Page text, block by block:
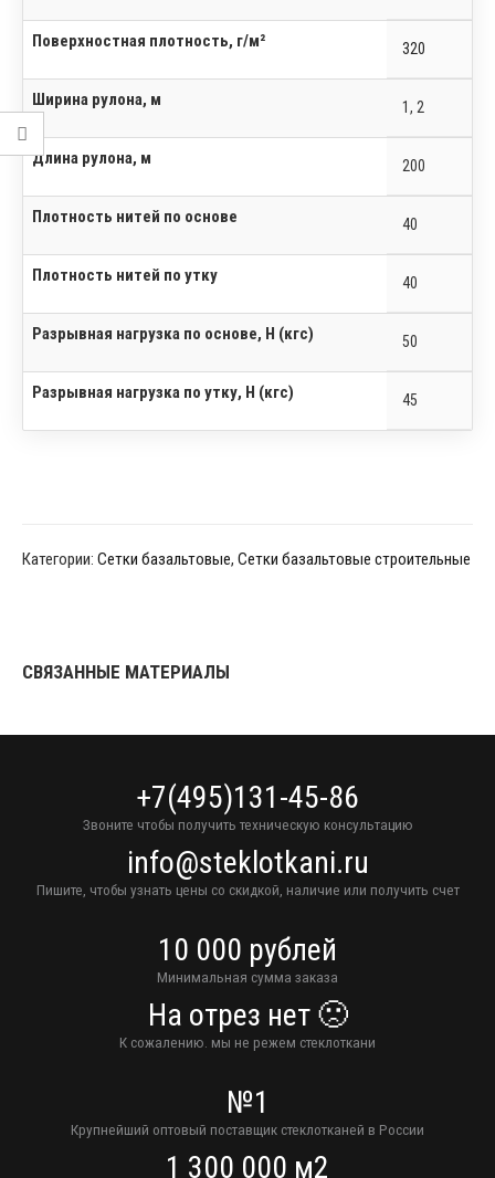
Поверхностная плотность, г/м² 320
Ширина рулона, м 1, 2
Длина рулона, м 200
Плотность нитей по основе 40
Плотность нитей по утку 40
Разрывная нагрузка по основе, Н (кгс) 50
Разрывная нагрузка по утку, Н (кгс) 45
Категории: Сетки базальтовые, Сетки базальтовые строительные
СВЯЗАННЫЕ МАТЕРИАЛЫ
+7(495)131-45-86
Звоните чтобы получить техническую консультацию
info@steklotkani.ru
Пишите, чтобы узнать цены со скидкой, наличие или получить счет
10 000 рублей
Минимальная сумма заказа
На отрез нет 🙁
К сожалению. мы не режем стеклоткани
№1
Крупнейший оптовый поставщик стеклотканей в России
1 300 000 м2